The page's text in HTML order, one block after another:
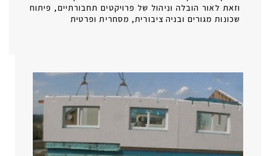
וזאת לאור הובלה וניהול של פרויקטים תחבורתיים, פיתוח
שכונות מגורים ובניה ציבורית, מסחרית ופרטית